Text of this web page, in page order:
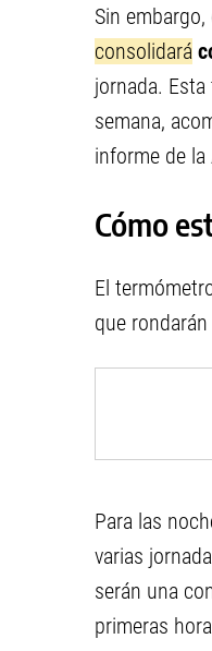
Sin
consolidará
jornada.
semana,
informe de la
Cómo
El
que
Para las
varias
serán una
primeras